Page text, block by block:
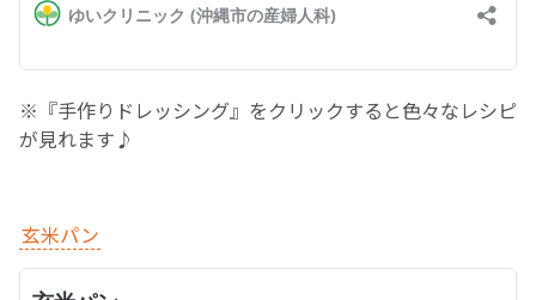
※『手作りドレッシング』をクリックすると色々なレシピ
が見れます♪
玄米パン
その他の診療内容
遠方にお住まいで当院での出産を希望される方へ